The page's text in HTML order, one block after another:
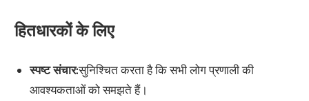
हितधारकों के लिए
स्पष्ट संचार:सुनिश्चित करता है कि सभी लोग प्रणाली की
आवश्यकताओं को समझते हैं।